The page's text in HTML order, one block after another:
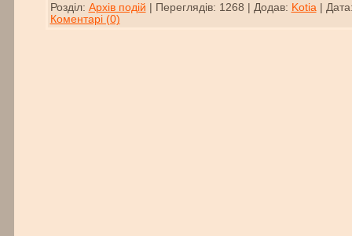
Розділ: Архів подій Переглядів: 1268 Додав: Kotia|
Коментарі (0)